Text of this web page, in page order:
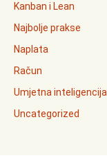
Kanban i Lean
Najbolje prakse
Naplata
Račun
Umjetna inteligencija
Uncategorized